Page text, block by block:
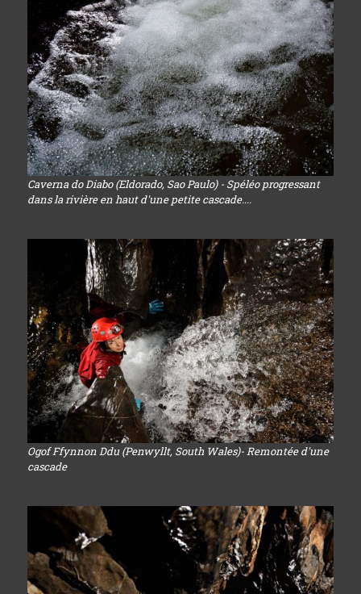
Caverna do Diabo (Eldorado, Sao Paulo) - Spéléo progressant
dans la rivière en haut d'une petite cascade....
Ogof Ffynnon Ddu (Penwyllt, South Wales)- Remontée d'une
cascade